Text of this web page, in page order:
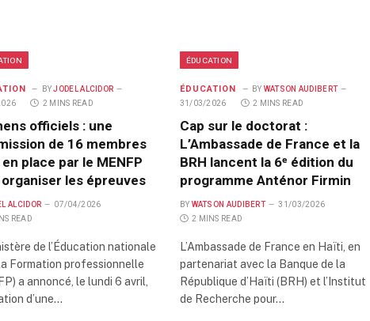
BY JODEL ALCIDOR
2 MINS READ
officiels : une
de 16 membres
place par le MENFP
les épreuves
ALCIDOR
07/04/2026
READ
de l’Éducation nationale
Formation professionnelle
a annoncé, le lundi 6 avril,
d’une…
ÉDUCATION
ÉDUCATION BY WATSON AUDIBERT
31/03/2026
2 MINS READ
Cap sur le doctorat :
L’Ambassade de France et la
BRH lancent la 6ᵉ édition du
programme Anténor Firmin
BY WATSON AUDIBERT
31/03/2026
2 MINS READ
L’Ambassade de France en Haïti, en
partenariat avec la Banque de la
République d’Haïti (BRH) et l’Institut
de Recherche pour…